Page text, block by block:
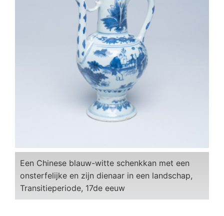
Een Chinese blauw-witte schenkkan met een
onsterfelijke en zijn dienaar in een landschap,
Transitieperiode, 17de eeuw